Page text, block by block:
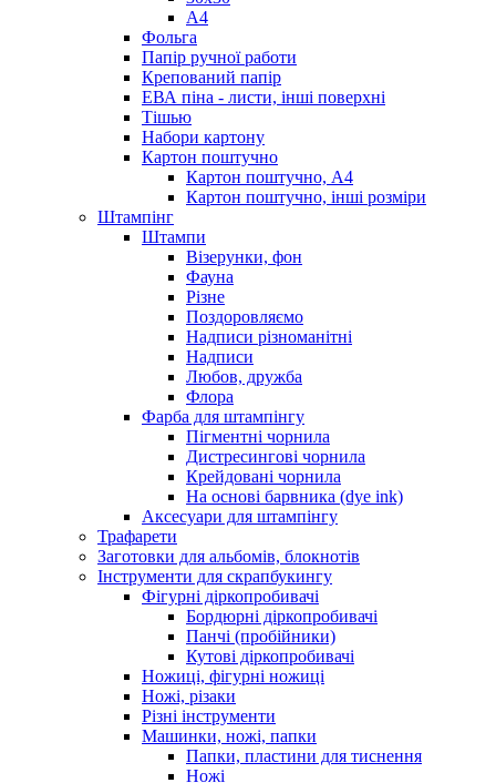
А4
Фольга
Папір ручної работи
Крепований папір
ЕВА піна - листи, інші поверхні
Тішью
Набори картону
Картон поштучно
Картон поштучно, А4
Картон поштучно, інші розміри
Штампінг
Штампи
Візерунки, фон
Фауна
Різне
Поздоровляємо
Надписи різноманітні
Надписи
Любов, дружба
Флора
Фарба для штампінгу
Пігментні чорнила
Дистресингові чорнила
Крейдовані чорнила
На основі барвника (dye ink)
Аксесуари для штампінгу
Трафарети
Заготовки для альбомів, блокнотів
Інструменти для скрапбукингу
Фігурні діркопробивачі
Бордюрні діркопробивачі
Панчі (пробійники)
Кутові діркопробивачі
Ножиці, фігурні ножиці
Ножі, різаки
Різні інструменти
Машинки, ножі, папки
Папки, пластини для тиснення
Ножі